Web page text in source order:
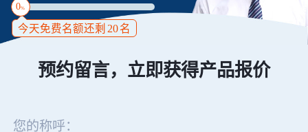
0%
今天免费名额还剩 20名
预约留言，立即获得产品报价